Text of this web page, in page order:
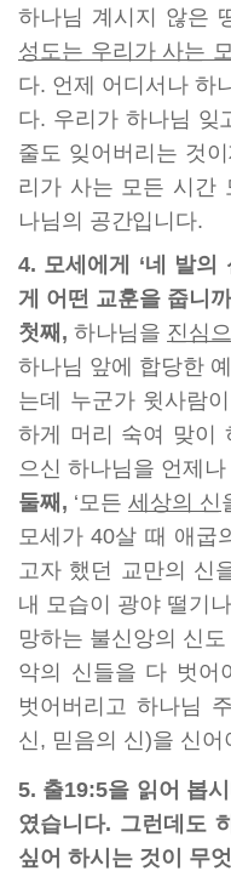
하나님 계시지 않은
성도는 우리가 사는
다. 언제 어디서나 하
다. 우리가 하나님 잊
줄도 잊어버리는 것
리가 사는 모든 시간
나님의 공간입니다.
4. 모세에게 ‘네 발의
게 어떤 교훈을 줍니
첫째, 하나님을 진심
하나님 앞에 합당한
는데 누군가 윗사람
하게 머리 숙여 맞이
으신 하나님을 언제
둘째, ‘모든 세상의 신
모세가 40살 때 애굽
고자 했던 교만의 신
내 모습이 광야 떨기
망하는 불신앙의 신
악의 신들을 다 벗어
벗어버리고 하나님
신, 믿음의 신)을 신어
5. 출19:5을 읽어 봅
였습니다. 그런데도
싶어 하시는 것이 무